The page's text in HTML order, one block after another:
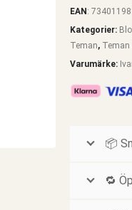
EAN :
Kategorier:
Teman, Teman
Varumärke:
📦
🔁